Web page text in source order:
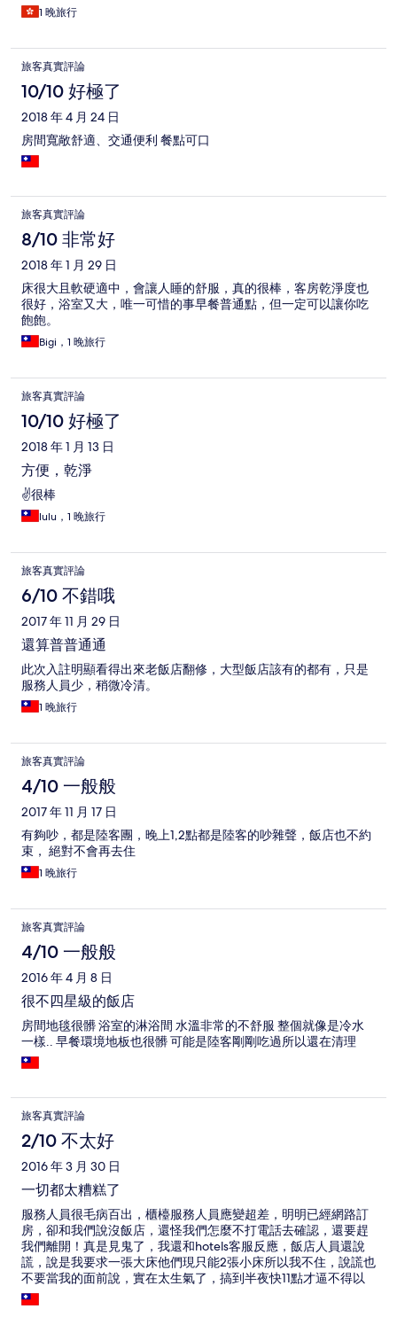
1 晚旅行
旅客真實評論
10/10 好極了
2018 年 4 月 24 日
房間寬敞舒適、交通便利 餐點可口
旅客真實評論
8/10 非常好
2018 年 1 月 29 日
床很大且軟硬適中，會讓人睡的舒服，真的很棒，客房乾淨度也
很好，浴室又大，唯一可惜的事早餐普通點，但一定可以讓你吃
飽飽。
Bigi，1 晚旅行
旅客真實評論
10/10 好極了
2018 年 1 月 13 日
方便，乾淨
✌很棒
lulu，1 晚旅行
旅客真實評論
6/10 不錯哦
2017 年 11 月 29 日
還算普普通通
此次入註明顯看得出來老飯店翻修，大型飯店該有的都有，只是
服務人員少，稍微冷清。
1 晚旅行
旅客真實評論
4/10 一般般
2017 年 11 月 17 日
有夠吵，都是陸客團，晚上1,2點都是陸客的吵雜聲，飯店也不約
束， 絕對不會再去住
1 晚旅行
旅客真實評論
4/10 一般般
2016 年 4 月 8 日
很不四星級的飯店
房間地毯很髒 浴室的淋浴間 水溫非常的不舒服 整個就像是冷水
一樣.. 早餐環境地板也很髒 可能是陸客剛剛吃過所以還在清理
旅客真實評論
2/10 不太好
2016 年 3 月 30 日
一切都太糟糕了
服務人員很毛病百出，櫃檯服務人員應變超差，明明已經網路訂
房，卻和我們說沒飯店，還怪我們怎麼不打電話去確認，還要趕
我們離開！真是見鬼了，我還和hotels客服反應，飯店人員還說
謊，說是我要求一張大床他們現只能2張小床所以我不住，說謊也
不要當我的面前說，實在太生氣了，搞到半夜快11點才逼不得以
入住他們的破房間，一進門，我以為我來到鬼屋，照片與實際不
符合！枕頭又是油垢味，真的快吐了，床單又是灰塵，出差已經